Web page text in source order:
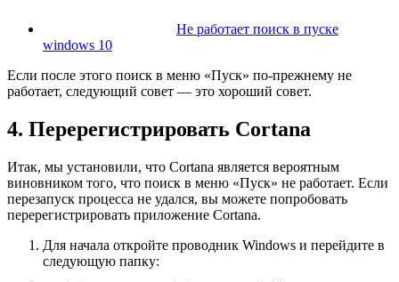
Не работает поиск в пуске
windows 10
Если после этого поиск в меню «Пуск» по-прежнему не
работает, следующий совет — это хороший совет.
4. Перерегистрировать Cortana
Итак, мы установили, что Cortana является вероятным
виновником того, что поиск в меню «Пуск» не работает. Если
перезапуск процесса не удался, вы можете попробовать
перерегистрировать приложение Cortana.
Для начала откройте проводник Windows и перейдите в
следующую папку: